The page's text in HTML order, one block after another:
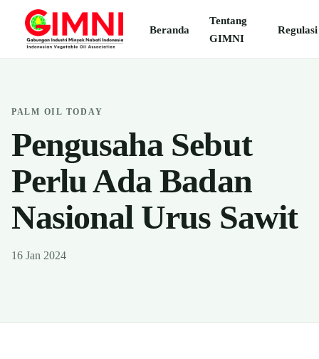
Beranda
Tentang
GIMNI
Regulasi
PALM OIL TODAY
Pengusaha Sebut
Perlu Ada Badan
Nasional Urus Sawit
16 Jan 2024